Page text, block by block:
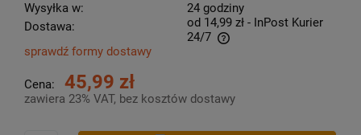
Wysyłka w:
24 godziny
Dostawa:
od 14,99 zł - InPost Kurier
24/7
Cena nie zawiera ewentualnych kosztów płatności
sprawdź formy dostawy
Cena: 45,99 zł
zawiera 23% VAT, bez kosztów dostawy